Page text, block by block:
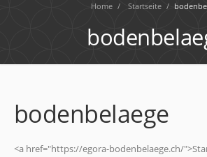
Home / Startseite /
bodenbelaege
<a href="https://egora-bodenbelaege.ch/